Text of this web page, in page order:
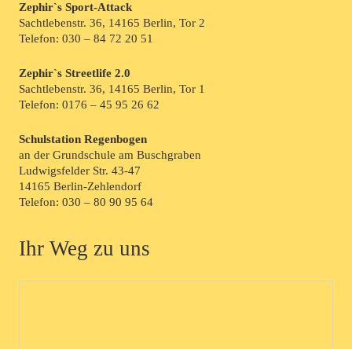
Zephir`s Sport-Attack
Sachtlebenstr. 36, 14165 Berlin, Tor 2
Telefon: 030 – 84 72 20 51
Zephir`s Streetlife 2.0
Sachtlebenstr. 36, 14165 Berlin, Tor 1
Telefon: 0176 – 45 95 26 62
Schulstation Regenbogen
an der Grundschule am Buschgraben
Ludwigsfelder Str. 43-47
14165 Berlin-Zehlendorf
Telefon: 030 – 80 90 95 64
Ihr Weg zu uns